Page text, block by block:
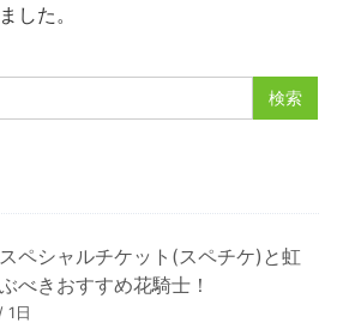
した。
スペシャルチケット(スペチケ)と虹
べきおすすめ花騎士！
1日